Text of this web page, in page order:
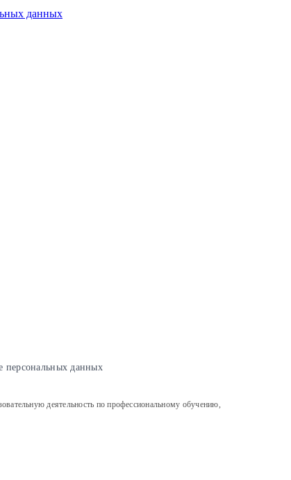
данных
персональных данных
деятельность по профессиональному обучению,